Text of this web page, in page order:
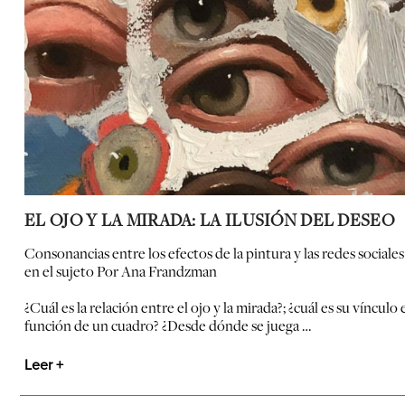
EL OJO Y LA MIRADA: LA ILUSIÓN DEL DESEO
Consonancias entre los efectos de la pintura y las redes sociales
en el sujetoPor Ana Frandzman
¿Cuál es la relación entre el ojo y la mirada?; ¿cuál es su vínculo
función de un cuadro? ¿Desde dónde se juega …
Leer +